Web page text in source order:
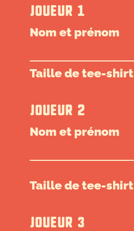
JOUEUR 1
Nom et prénom
Taille de tee-shirt
JOUEUR 2
Nom et prénom
Taille de tee-shirt
JOUEUR 3